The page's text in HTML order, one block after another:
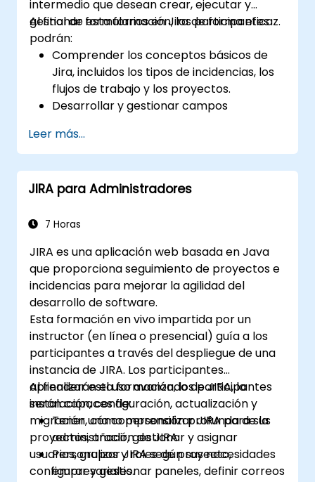
intermedio que desean crear, ejecutar y
gestionar formularios en Jira de forma eficaz.
Al final de esta formación, los participantes
podrán:
Comprender los conceptos básicos de
Jira, incluidos los tipos de incidencias, los
flujos de trabajo y los proyectos.
Desarrollar y gestionar campos
datos de manera efectiva.
Optimizar los procesos relacionados con
formularios para diversos tipos de
proyectos y equipos.
Leer más...
JIRA para Administradores
7 Horas
JIRA es una aplicación web basada en Java
que proporciona seguimiento de proyectos e
incidencias para mejorar la agilidad del
desarrollo de software.
Esta formación en vivo impartida por un
instructor (en línea o presencial) guía a los
participantes a través del despliegue de una
instancia de JIRA. Los participantes
aprenderán el uso avanzado de JIRA, la
instalación, configuración, actualización y
migración, cómo personalizar JIRA para sus
proyectos, añadir, gestionar y asignar
usuarios, grupos y roles de proyecto,
configurar y gestionar paneles, definir correos
Al finalizar esta formación, los participantes
serán capaces de:
Tener una comprensión profunda de la
administración de JIRA.
Personalizar JIRA según sus necesidades
empresariales.